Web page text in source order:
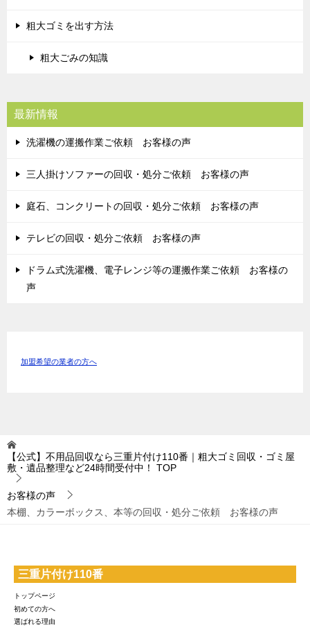
粗大ゴミを出す方法
粗大ごみの知識
最新情報
洗濯機の運搬作業ご依頼 お客様の声
三人掛けソファーの回収・処分ご依頼 お客様の声
庭石、コンクリートの回収・処分ご依頼 お客様の声
テレビの回収・処分ご依頼 お客様の声
ドラム式洗濯機、電子レンジ等の運搬作業ご依頼 お客様の
声
加盟希望の業者の方へ
【公式】不用品回収なら三重片付け110番｜粗大ゴミ回収・ゴミ屋
敷・遺品整理など24時間受付中！
TOP
お客様の声
本棚、カラーボックス、本等の回収・処分ご依頼 お客様の声
三重片付け110番
トップページ
初めての方へ
選ばれる理由